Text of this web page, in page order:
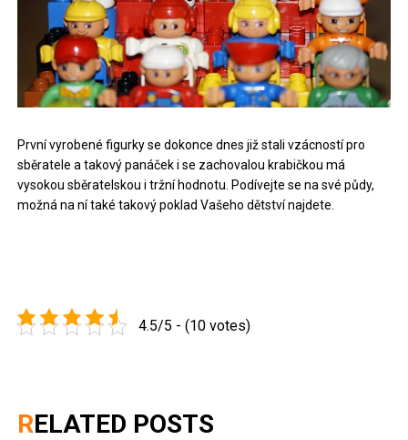
První vyrobené figurky se dokonce dnes již stali vzácností pro
sběratele a takový panáček i se zachovalou krabičkou má
vysokou sběratelskou i tržní hodnotu. Podívejte se na své půdy,
možná na ní také takový poklad Vašeho dětství najdete.
4.5/5 - (10 votes)
RELATED POSTS